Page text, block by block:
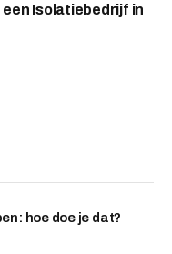
Isolatiebedrijf in
hoe doe je dat?